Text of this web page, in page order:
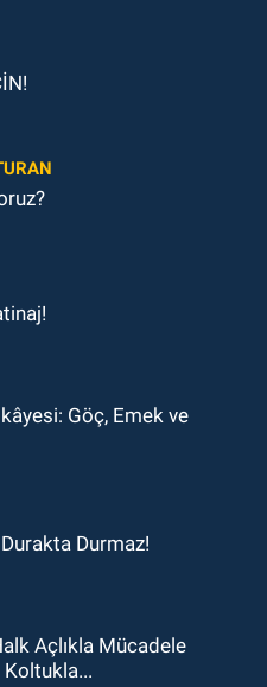
Göç, Emek ve
Durmaz!
Açlıkla Mücadele
Koltukla...